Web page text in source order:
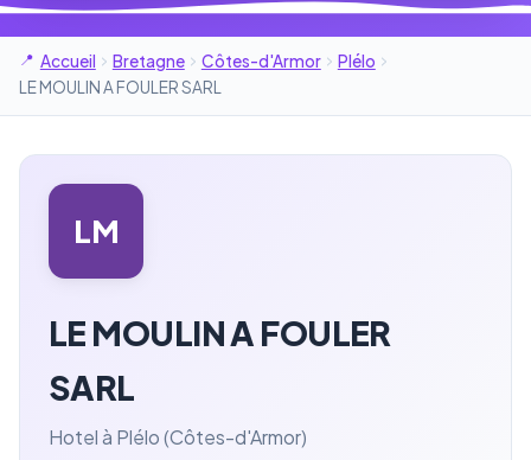
Accueil Bretagne Côtes-d'Armor
Plélo
LE MOULIN A FOULER SARL
LM
LE MOULIN A FOULER
SARL
Hotel à Plélo (Côtes-d'Armor)